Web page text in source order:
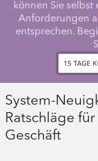
können Sie selbst
Anforderungen
entsprechen.
15 TAGE
System-
Ratschläge
Geschäft